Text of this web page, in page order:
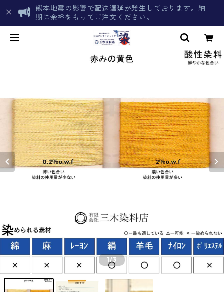
熊本地震の影響で配送遅延が発生しております。納
期に余裕をもってご注文ください。
1/3